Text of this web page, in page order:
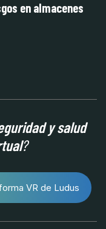
en almacenes
y salud
?
VR de Ludus